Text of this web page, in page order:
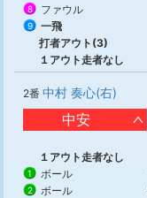
8 ファウル
9
一飛
打者アウト(3)
１アウト走者なし
2番 中村 奏心(右)
中安
１アウト走者なし
1 ボール
2 ボール